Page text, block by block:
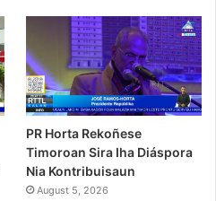
PR Horta Rekoñese
Timoroan Sira Iha Diáspora
Nia Kontribuisaun
August 5, 2026